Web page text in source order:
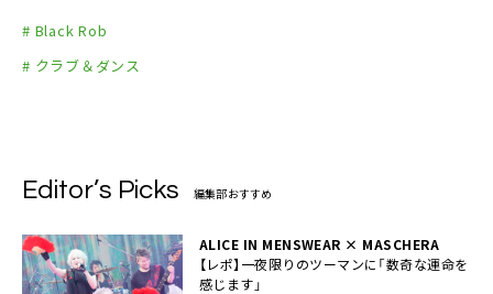
# Black Rob
# クラブ＆ダンス
Editor’s Picks 編集部おすすめ
ALICE IN MENSWEAR × MASCHERA
【レポ】一夜限りのツーマンに「数奇な運命を
感じます」